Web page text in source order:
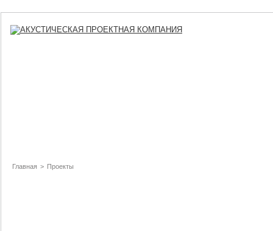
Главная > Проекты